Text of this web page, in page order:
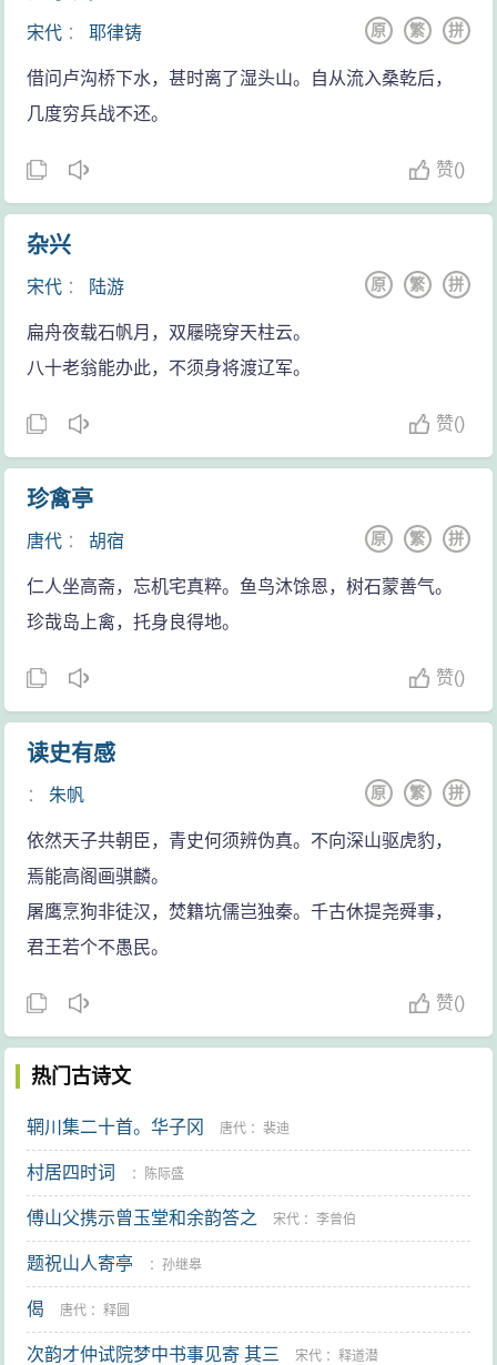
宋代 ：耶律铸 拼
繁
原
借问卢沟桥下水，甚时离了湿头山。自从流入桑乾后，
几度穷兵战不还。
赞()
杂兴
宋代 ： 陆游 拼
繁
原
扁舟夜载石帆月，双屦晓穿天柱云。
八十老翁能办此，不须身将渡辽军。
赞()
珍禽亭
唐代 ：胡宿 拼
繁
原
仁人坐高斋，忘机宅真粹。鱼鸟沐馀恩，树石蒙善气。
珍哉岛上禽，托身良得地。
赞()
读史有感
： 朱帆 拼
繁
原
依然天子共朝臣，青史何须辨伪真。不向深山驱虎豹，
焉能高阁画骐麟。
屠鹰烹狗非徒汉，焚籍坑儒岂独秦。千古休提尧舜事，
君王若个不愚民。
赞()
热门古诗文
辋川集二十首。华子冈 唐代 ：裴迪
村居四时词 ： 陈际盛
傅山父携示曾玉堂和余韵答之 宋代 ：李曾伯
题祝山人寄亭 ：孙继皋
偈 唐代 ：释圆
次韵才仲试院梦中书事见寄 其三 宋代 ：释道潜